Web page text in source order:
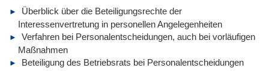
Überblick über die Beteiligungsrechte der
Interessenvertretung in personellen Angelegenheiten
Verfahren bei Personalentscheidungen, auch bei vorläufigen
Maßnahmen
Beteiligung des Betriebsrats bei Personalentscheidungen